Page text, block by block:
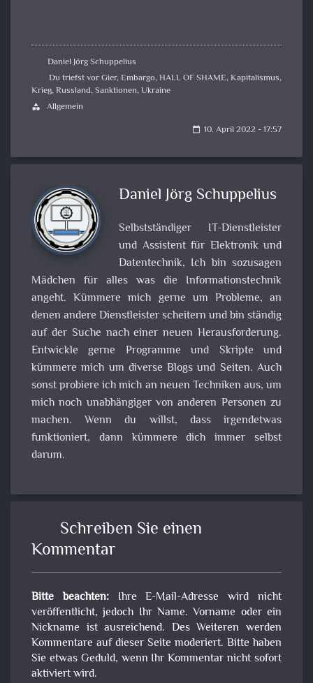
Daniel Jörg Schuppelius
Du triefst vor Gier,Embargo,HALL OF SHAME,Kapitalismus,
Krieg,Russland,Sanktionen,Ukraine
category Allgemein
calendar_today 10. April 2022 - 17:57
Daniel Jörg Schuppelius
Selbstständiger IT-Dienstleister
und Assistent für Elektronik und
Datentechnik, Ich bin sozusagen
Mädchen für alles was die Informationstechnik
angeht. Kümmere mich gerne um Probleme, an
denen andere Dienstleister scheitern und bin ständig
auf der Suche nach einer neuen Herausforderung.
Entwickle gerne Programme und Skripte und
kümmere mich um diverse Blogs und Seiten. Auch
sonst probiere ich mich an neuen Techniken aus, um
mich noch unabhängiger von anderen Personen zu
machen. Wenn du willst, dass irgendetwas
funktioniert, dann kümmere dich immer selbst
darum.
Schreiben Sie einen
Kommentar
Bitte beachten:Ihre E-Mail-Adresse wird nicht
veröffentlicht, jedoch Ihr Name. Vorname oder ein
Nickname ist ausreichend. Des Weiteren werden
Kommentare auf dieser Seite moderiert. Bitte haben
Sie etwas Geduld, wenn Ihr Kommentar nicht sofort
aktiviert wird.